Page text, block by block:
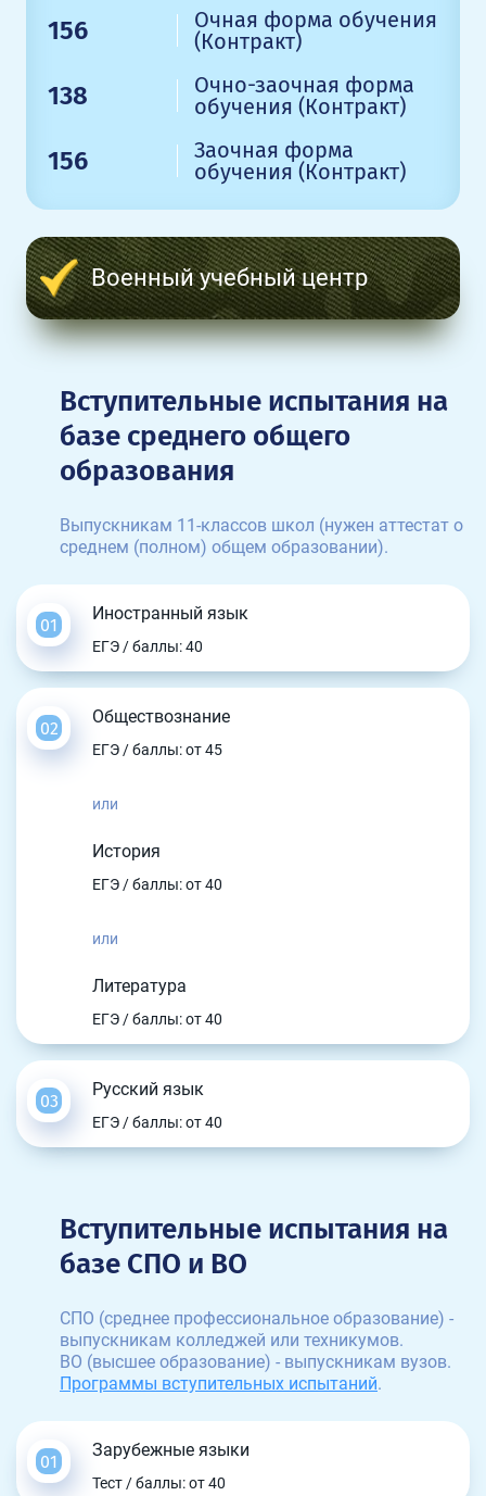
156
Очная форма обучения
(Контракт)
138
Очно-заочная форма
обучения (Контракт)
156
Заочная форма
обучения (Контракт)
Военный учебный центр
Вступительные испытания на
базе среднего общего
образования
Выпускникам 11-классов школ (нужен аттестат о
среднем (полном) общем образовании).
Иностранный язык
ЕГЭ / баллы: 40
Обществознание
ЕГЭ / баллы: от 45
или
История
ЕГЭ / баллы: от 40
или
Литература
ЕГЭ / баллы: от 40
Русский язык
ЕГЭ / баллы: от 40
Вступительные испытания на
базе СПО и ВО
СПО (среднее профессиональное образование) -
выпускникам колледжей или техникумов.
ВО (высшее образование) - выпускникам вузов.
Программы вступительных испытаний.
Зарубежные языки
Тест / баллы: от 40